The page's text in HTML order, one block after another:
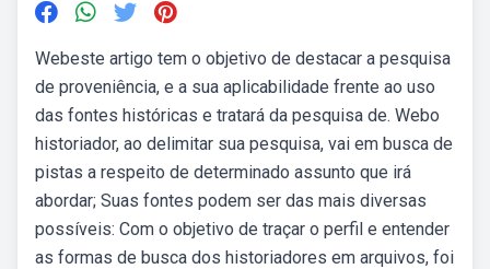
Webeste artigo tem o objetivo de destacar a pesquisa
de proveniência, e a sua aplicabilidade frente ao uso
das fontes históricas e tratará da pesquisa de. Webo
historiador, ao delimitar sua pesquisa, vai em busca de
pistas a respeito de determinado assunto que irá
abordar; Suas fontes podem ser das mais diversas
possíveis: Com o objetivo de traçar o perfil e entender
as formas de busca dos historiadores em arquivos, foi